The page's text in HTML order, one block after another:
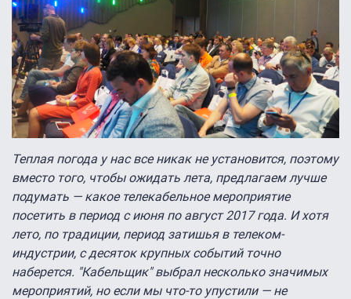
Теплая погода у нас все никак не установится, поэтому
вместо того, чтобы ожидать лета, предлагаем лучше
подумать — какое телекабельное мероприятие
посетить в период с июня по август 2017 года. И хотя
лето, по традиции, период затишья в телеком-
индустрии, с десяток крупных событий точно
наберется. "Кабельщик" выбрал несколько значимых
мероприятий, но если мы что-то упустили — не